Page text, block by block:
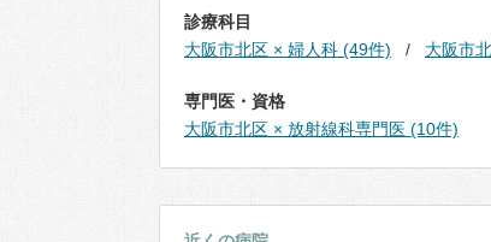
診療科目
大阪市北区 × 婦人科 (49件)
大阪市
専門医・資格
大阪市北区 × 放射線科専門医 (10件)